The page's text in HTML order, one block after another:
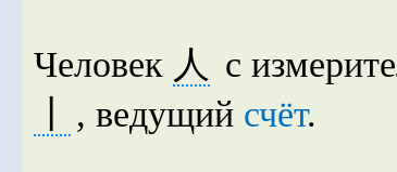
Человек 人 с
, ведущий счёт.